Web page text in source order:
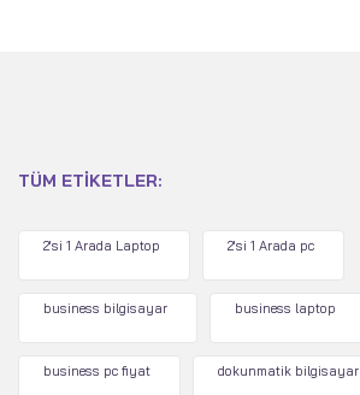
TÜM ETIKETLER:
2'si 1 Arada Laptop 2'si 1 Arada pc
business bilgisayar business laptop
business pc fiyat dokunmatik bilgisayar